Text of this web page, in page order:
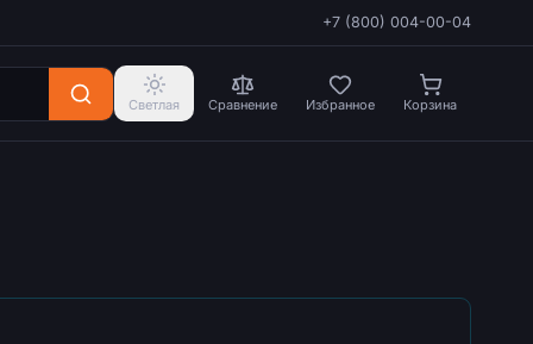
+7 (800) 004-00-04
Светлая Сравнение Избранное Корзина